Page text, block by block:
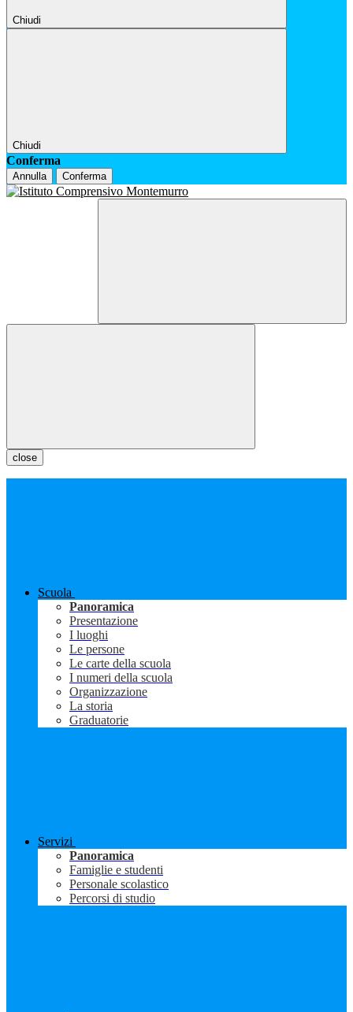
Chiudi
Chiudi
Conferma
Annulla Conferma
close
Scuola
Panoramica
Presentazione
I luoghi
Le persone
Le carte della scuola
I numeri della scuola
Organizzazione
La storia
Graduatorie
Servizi
Panoramica
Famiglie e studenti
Personale scolastico
Percorsi di studio